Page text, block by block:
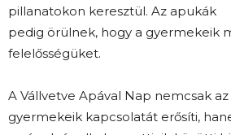
pillanatokon keresztül. Az apukák
pedig örülnek, hogy a gyermekeik
felelősségüket.
A Vállvetve Apával Nap nemcsak
gyermekeik kapcsolatát erősíti,